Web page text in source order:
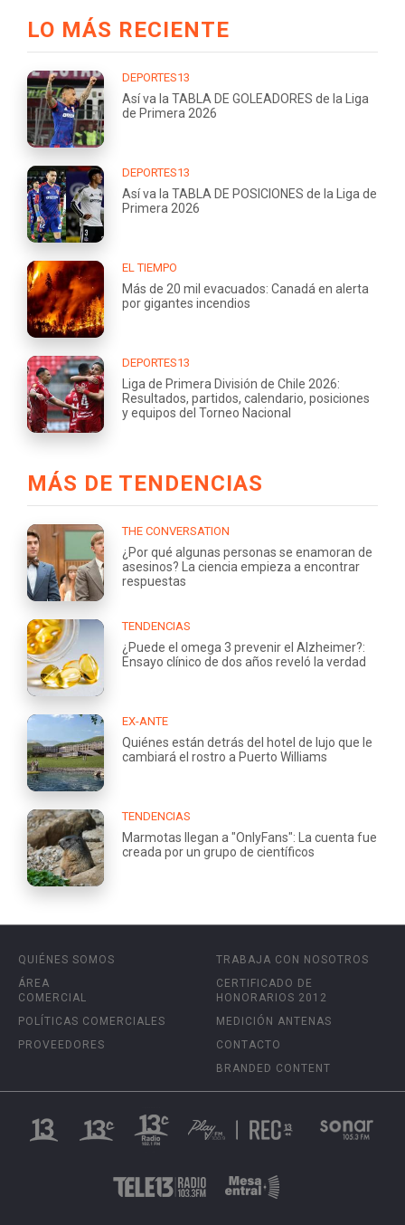
LO MÁS RECIENTE
DEPORTES13
Así va la TABLA DE GOLEADORES de la Liga
de Primera 2026
DEPORTES13
Así va la TABLA DE POSICIONES de la Liga de
Primera 2026
EL TIEMPO
Más de 20 mil evacuados: Canadá en alerta
por gigantes incendios
DEPORTES13
Liga de Primera División de Chile 2026:
Resultados, partidos, calendario, posiciones
y equipos del Torneo Nacional
MÁS DE TENDENCIAS
THE CONVERSATION
¿Por qué algunas personas se enamoran de
asesinos? La ciencia empieza a encontrar
respuestas
TENDENCIAS
¿Puede el omega 3 prevenir el Alzheimer?:
Ensayo clínico de dos años reveló la verdad
EX-ANTE
Quiénes están detrás del hotel de lujo que le
cambiará el rostro a Puerto Williams
TENDENCIAS
Marmotas llegan a "OnlyFans": La cuenta fue
creada por un grupo de científicos
QUIÉNES SOMOS
ÁREA
COMERCIAL
POLÍTICAS COMERCIALES
PROVEEDORES
TRABAJA CON NOSOTROS
CERTIFICADO DE
HONORARIOS 2012
MEDICIÓN ANTENAS
CONTACTO
BRANDED CONTENT